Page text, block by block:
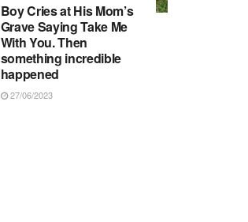
Boy Cries at His Mom’s
Grave Saying Take Me
With You. Then
something incredible
happened
27/06/2023